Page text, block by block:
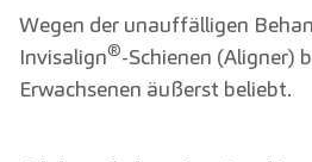
Wegen der unauffälligen
Invisalign®-Schienen (Aligner)
Erwachsenen äußerst beliebt.